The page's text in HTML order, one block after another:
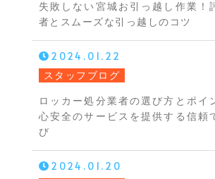
失敗しない宮城お引っ越し作業！
者とスムーズな引っ越しのコツ
2024.01.22
スタッフブログ
ロッカー処分業者の選び方とポイ
心安全のサービスを提供する信頼
び
2024.01.20